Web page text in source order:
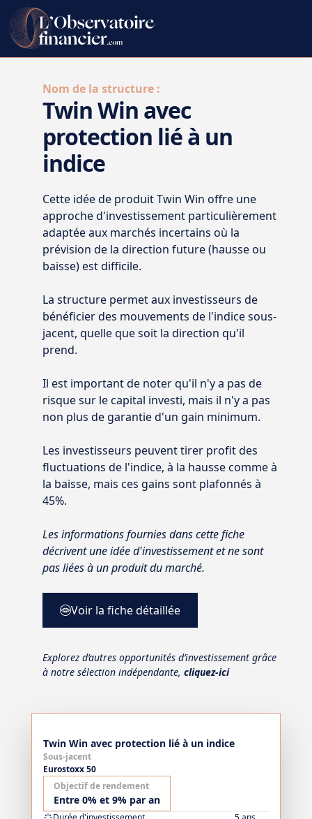
Nom de la structure :
Twin Win avec
protection lié à un
indice
Cette idée de produit Twin Win offre une
approche d'investissement particulièrement
adaptée aux marchés incertains où la
prévision de la direction future (hausse ou
baisse) est difficile.
La structure permet aux investisseurs de
bénéficier des mouvements de l'indice sous-
jacent, quelle que soit la direction qu'il
prend.
Il est important de noter qu'il n'y a pas de
risque sur le capital investi, mais il n'y a pas
non plus de garantie d'un gain minimum.
Les investisseurs peuvent tirer profit des
fluctuations de l'indice, à la hausse comme à
la baisse, mais ces gains sont plafonnés à
45%.
Les informations fournies dans cette fiche
décrivent une idée d'investissement et ne sont
pas liées à un produit du marché.
Voir la fiche détaillée
Explorez d’autres opportunités d’investissement grâce
à notre sélection indépendante, cliquez-ici
Twin Win avec protection lié à un indice
Sous-jacent
Eurostoxx 50
Objectif de rendement
Entre 0% et 9% par an